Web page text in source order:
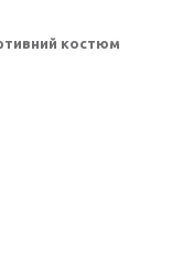
костюм